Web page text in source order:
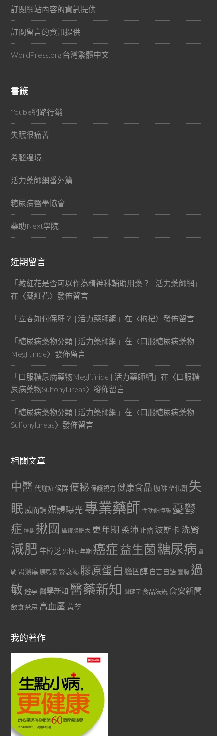
訂閱網站內容的資訊提供
訂閱留言的資訊提供
WordPress.org 台灣繁體中文
書籤
Yoube網路行銷
失眠很痛苦
希臘邊境
活力藥師網番外篇
糖尿病醫學協會
藥助Next學院
近期留言
「藏紅花是否可以作為精神科輔助用藥？ | 活力藥師網 」
在〈藏紅花〉發佈留言
「立春如何保肝？ | 活力藥師網 」在〈枸杞〉發佈留言
「糖尿病藥物分類 | 活力藥師網 」在〈口服糖尿病藥物
Meglitinide〉發佈留言
「口服糖尿病藥物Meglitinide | 活力藥師網 」在〈口服糖
尿病藥物Sulfonylureas〉發佈留言
「糖尿病藥物分類 | 活力藥師網 」在〈口服糖尿病藥物
Sulfonylureas〉發佈留言
相關文章
中醫代謝症候群 便秘 保護視力 健康食品 咖啡 塑化劑 失
眠 威而鋼 媒體曝光專業藥師 性功能障礙 憂鬱
症 掉髮 揪團 攝護腺肥大 更年期 柔沛 止痛 波斯卡 洗腎
減肥 牛樟芝 男性更年期 癌症益生菌 糖尿病 罩
敏 胃潰瘍 胰島素 腎衰竭 膠原蛋白 膽固醇 自言自語 豐胸 過
敏 避孕 醫學新知 醫藥新知 關鍵字 食品法規 食安新聞
飲食禁忌 高血壓 黃芩
我的著作